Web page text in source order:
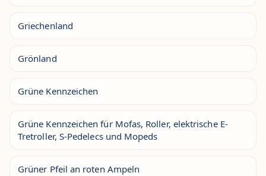
Griechenland
Grönland
Grüne Kennzeichen
Grüne Kennzeichen für Mofas, Roller, elektrische E-
Tretroller, S-Pedelecs und Mopeds
Grüner Pfeil an roten Ampeln